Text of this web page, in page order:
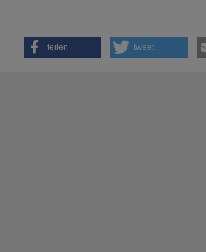
teilen tweet